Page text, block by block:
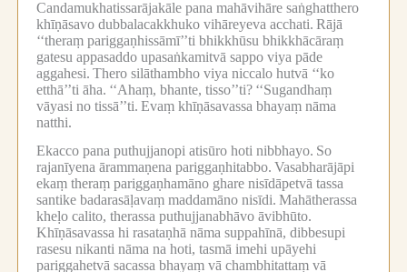
Candamukhatissarājakāle pana mahāvihāre saṅghatthero
khīṇāsavo dubbalacakkhuko vihāreyeva acchati. Rājā
‘‘theraṃ pariggaṇhissāmī’’ti bhikkhūsu bhikkhācāraṃ
gatesu appasaddo upasaṅkamitvā sappo viya pāde
aggahesi. Thero silāthambho viya niccalo hutvā ‘‘ko
etthā’’ti āha. ‘‘Ahaṃ, bhante, tisso’’ti? ‘‘Sugandhaṃ
vāyasi no tissā’’ti. Evaṃ khīṇāsavassa bhayaṃ nāma
natthi.
Ekacco pana puthujjanopi atisūro hoti nibbhayo. So
rajanīyena ārammaṇena pariggaṇhitabbo. Vasabharājāpi
ekaṃ theraṃ pariggaṇhamāno ghare nisīdāpetvā tassa
santike badarasāḷavaṃ maddamāno nisīdi. Mahātherassa
kheḷo calito, therassa puthujjanabhāvo āvibhūto.
Khīṇāsavassa hi rasataṇhā nāma suppahīnā, dibbesupi
rasesu nikanti nāma na hoti, tasmā imehi upāyehi
pariggahetvā sacassa bhayaṃ vā chambhitattaṃ vā